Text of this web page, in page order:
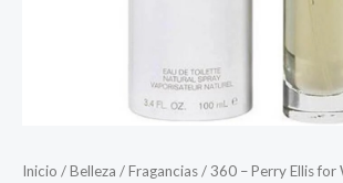
Inicio /Belleza /Fragancias/ 360 – Perry Ellis for